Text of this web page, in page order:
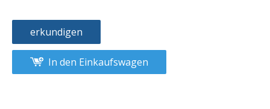
erkundigen
In den Einkaufswagen